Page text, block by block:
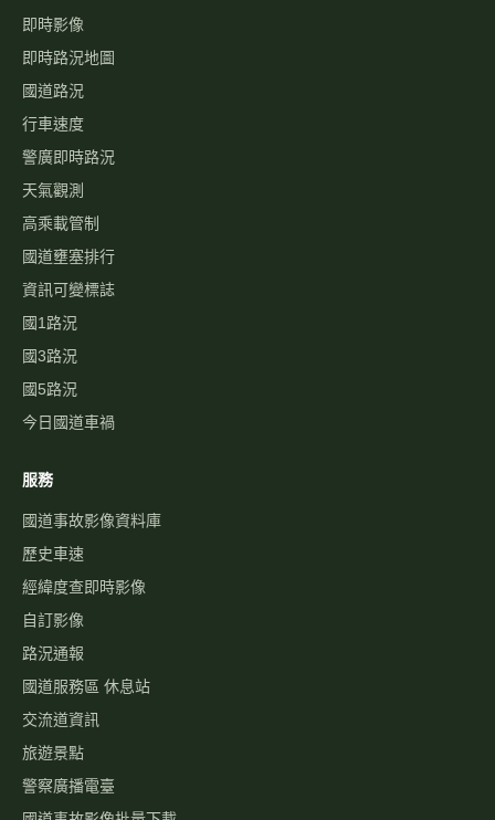
即時影像
即時路況地圖
國道路況
行車速度
警廣即時路況
天氣觀測
高乘載管制
國道壅塞排行
資訊可變標誌
國1路況
國3路況
國5路況
今日國道車禍
服務
國道事故影像資料庫
歷史車速
經緯度查即時影像
自訂影像
路況通報
國道服務區 休息站
交流道資訊
旅遊景點
警察廣播電臺